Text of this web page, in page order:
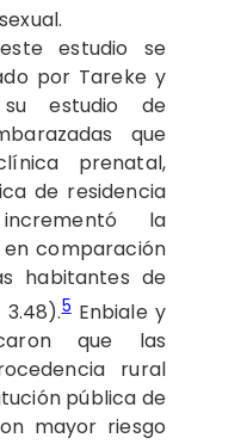
estudio se
por Tareke y
estudio de
que
prenatal,
de residencia
la
comparación
habitantes de
3.48).5Enbiale y
que las
rural
pública de
mayor riesgo